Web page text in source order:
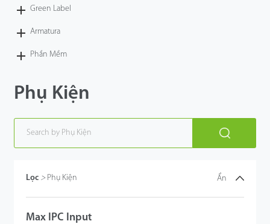
Green Label
Armatura
Phần Mềm
Phụ Kiện
Lọc > Phụ Kiện Ẩn
Max IPC Input